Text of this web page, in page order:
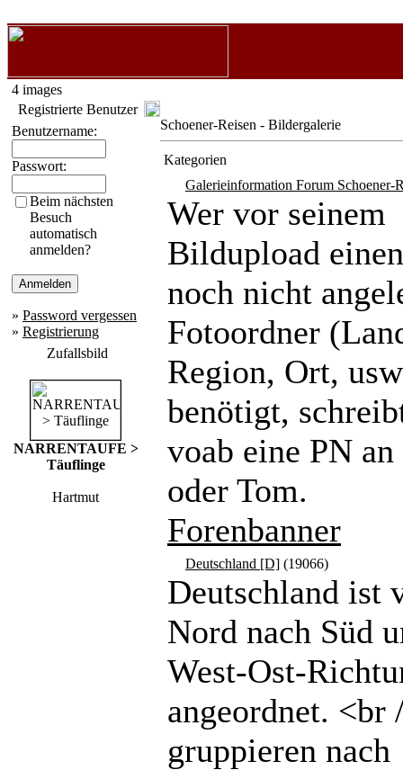
4 images
Registrierte Benutzer
Benutzername:
Passwort:
Beim nächsten
Besuch
automatisch
anmelden?
» Password vergessen
» Registrierung
Zufallsbild
NARRENTAUFE >
Täuflinge
Hartmut
Schoener-Reisen - Bildergalerie
Kategorien
Galerieinformation Forum Schoener-
Wer vor seinem
Bildupload
noch nicht
Fotoordner
Region, Ort,
benötigt,
voab eine PN
oder Tom.
Forenbanner
Deutschland [D] (19066)
Deutschland ist
Nord nach Süd
West-Ost-
angeordnet. <br
gruppieren nach